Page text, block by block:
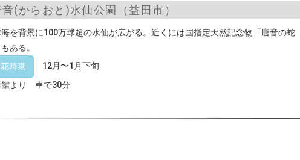
音(からおと)水仙公園（益田市）
海を背景に100万球超の水仙が広がる。近くには国指定天然記念物「唐音の蛇
ある。
時期
12月〜1月下旬
館より 車で30分